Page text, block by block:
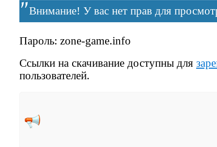
Внимание! У вас нет прав для
Пароль: zone-game.info
Ссылки на скачивание доступны для
пользователей.